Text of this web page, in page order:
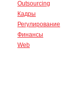
Outsourcing
Кадры
Регулирование
Финансы
Web